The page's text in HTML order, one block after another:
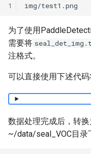
1
为了使用
需要将
注格式。
可以直接使用下述代码
数据处理完成后，转
~/data/seal_VOC目录